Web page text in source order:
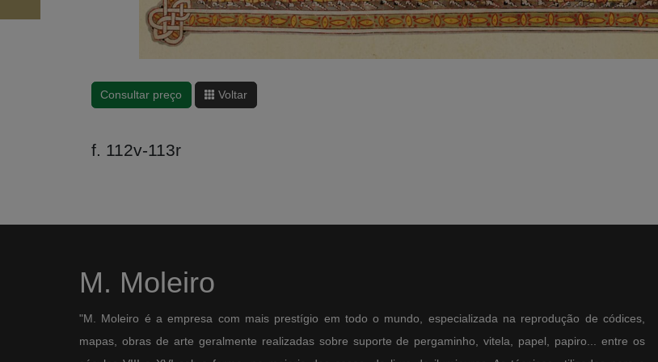
Consultar preço Voltar
f. 112v-113r
M. Moleiro
"M. Moleiro é a empresa com mais prestígio em todo o mundo, especializada na reprodução de códices,
mapas, obras de arte geralmente realizadas sobre suporte de pergaminho, vitela, papel, papiro... entre os